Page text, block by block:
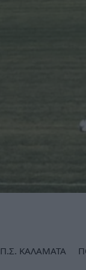
Π.Σ. ΚΑΛΑΜΑΤΑ